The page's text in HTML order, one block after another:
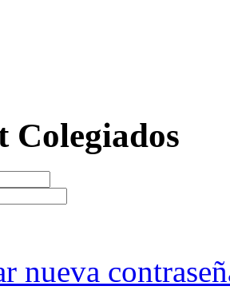
Colegiados
nueva